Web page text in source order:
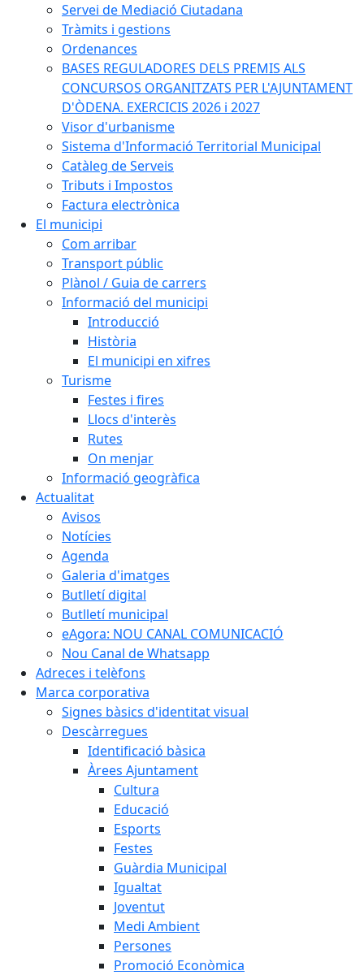
Servei de Mediació Ciutadana
Tràmits i gestions
Ordenances
BASES REGULADORES DELS PREMIS ALS
CONCURSOS ORGANITZATS PER L'AJUNTAMENT
D'ÒDENA. EXERCICIS 2026 i 2027
Visor d'urbanisme
Sistema d'Informació Territorial Municipal
Catàleg de Serveis
Tributs i Impostos
Factura electrònica
El municipi
Com arribar
Transport públic
Plànol / Guia de carrers
Informació del municipi
Introducció
Història
El municipi en xifres
Turisme
Festes i fires
Llocs d'interès
Rutes
On menjar
Informació geogràfica
Actualitat
Avisos
Notícies
Agenda
Galeria d'imatges
Butlletí digital
Butlletí municipal
eAgora: NOU CANAL COMUNICACIÓ
Nou Canal de Whatsapp
Adreces i telèfons
Marca corporativa
Signes bàsics d'identitat visual
Descàrregues
Identificació bàsica
Àrees Ajuntament
Cultura
Educació
Esports
Festes
Guàrdia Municipal
Igualtat
Joventut
Medi Ambient
Persones
Promoció Econòmica